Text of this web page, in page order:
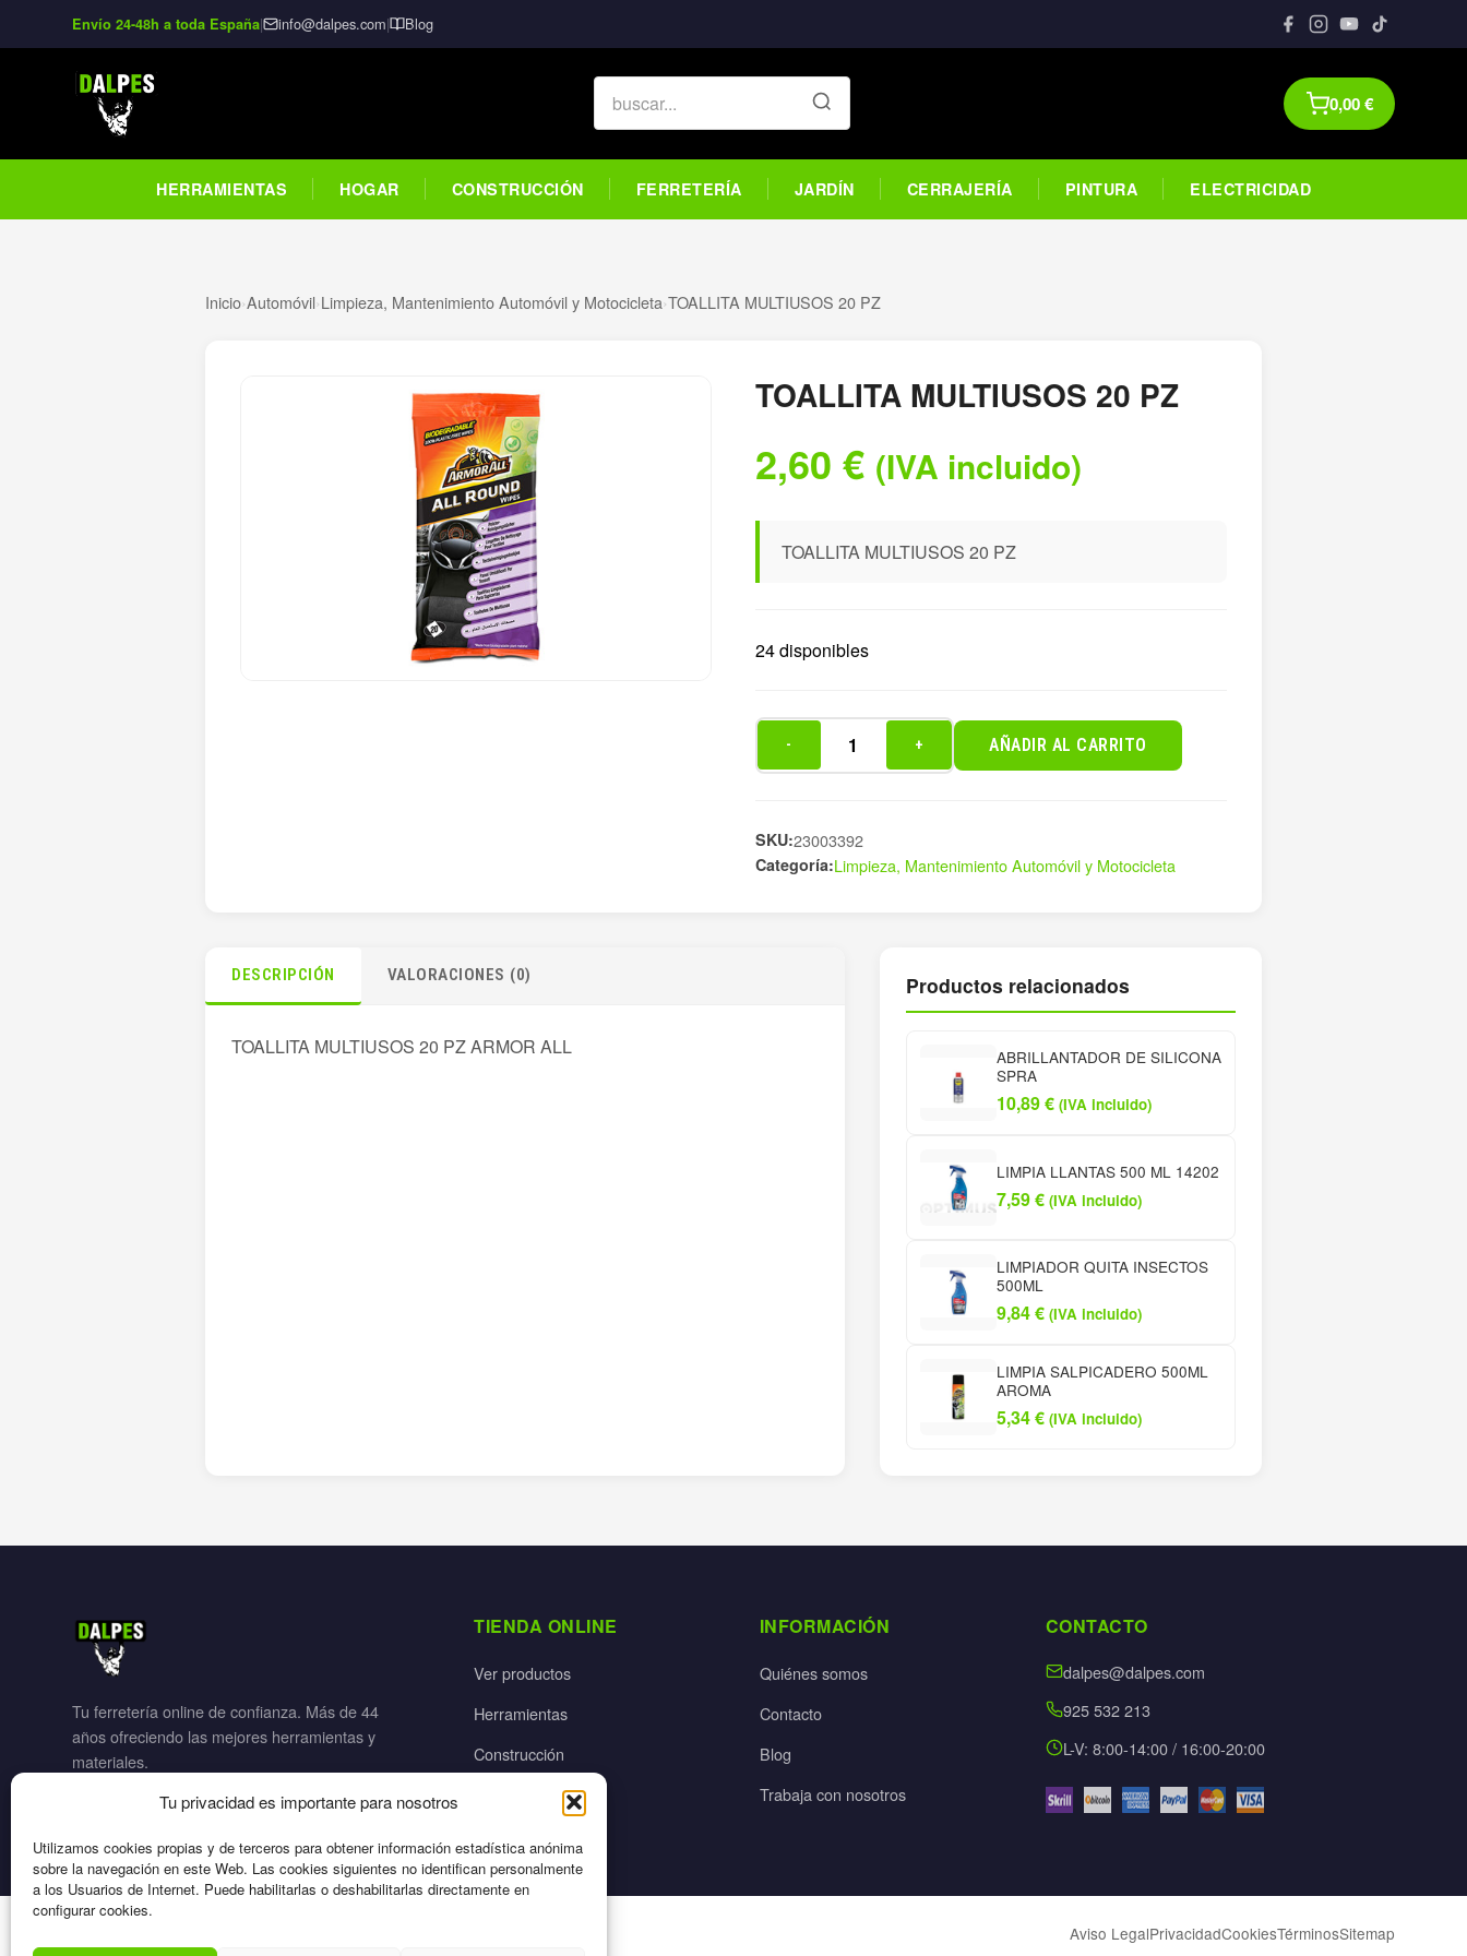
Tu privacidad es importante para nosotros
Utilizamos cookies propias y de terceros para obtener información estadística anónima
sobre la navegación en este Web. Las cookies siguientes no identifican personalmente
a los Usuarios de Internet. Puede habilitarlas o deshabilitarlas directamente en
configurar cookies.
Envío 24-48h a toda España| info@dalpes.com| Blog
0,00€
HERRAMIENTAS HOGAR CONSTRUCCIÓN FERRETERÍA JARDÍN CERRAJERÍA PINTURA ELECTRICIDAD
Inicio›Automóvil›Limpieza, Mantenimiento Automóvil y Motocicleta›TOALLITA MULTIUSOS 20 PZ
TOALLITA MULTIUSOS 20 PZ
2,60 € (IVA incluido)
TOALLITA MULTIUSOS 20 PZ
24 disponibles
PZ
cantidad
- + AÑADIR AL CARRITO
SKU:23003392
Categoría:Limpieza, Mantenimiento Automóvil y Motocicleta
DESCRIPCIÓN VALORACIONES (0)
TOALLITA MULTIUSOS 20 PZ ARMOR ALL
Productos relacionados
ABRILLANTADOR DE SILICONA
SPRA
10,89€ (IVA incluido)
LIMPIA LLANTAS 500 ML 14202
7,59€ (IVA incluido)
LIMPIADOR QUITA INSECTOS
500ML
9,84€ (IVA incluido)
LIMPIA SALPICADERO 500ML
AROMA
5,34€ (IVA incluido)
Tu ferretería online de confianza. Más de 44
años ofreciendo las mejores herramientas y
materiales.
TIENDA ONLINE
Ver productos
Herramientas
Construcción
INFORMACIÓN
Quiénes somos
Contacto
Blog
Trabaja con nosotros
CONTACTO
dalpes@dalpes.com
925 532 213
L-V: 8:00-14:00 / 16:00-20:00
Aviso LegalPrivacidadCookiesTérminosSitemap